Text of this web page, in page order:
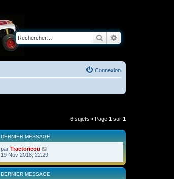
Rechercher
Connexion
6 sujets • Page 1 sur 1
DERNIER MESSAGE
par Tractoricou
19 Nov 2018, 22:29
DERNIER MESSAGE